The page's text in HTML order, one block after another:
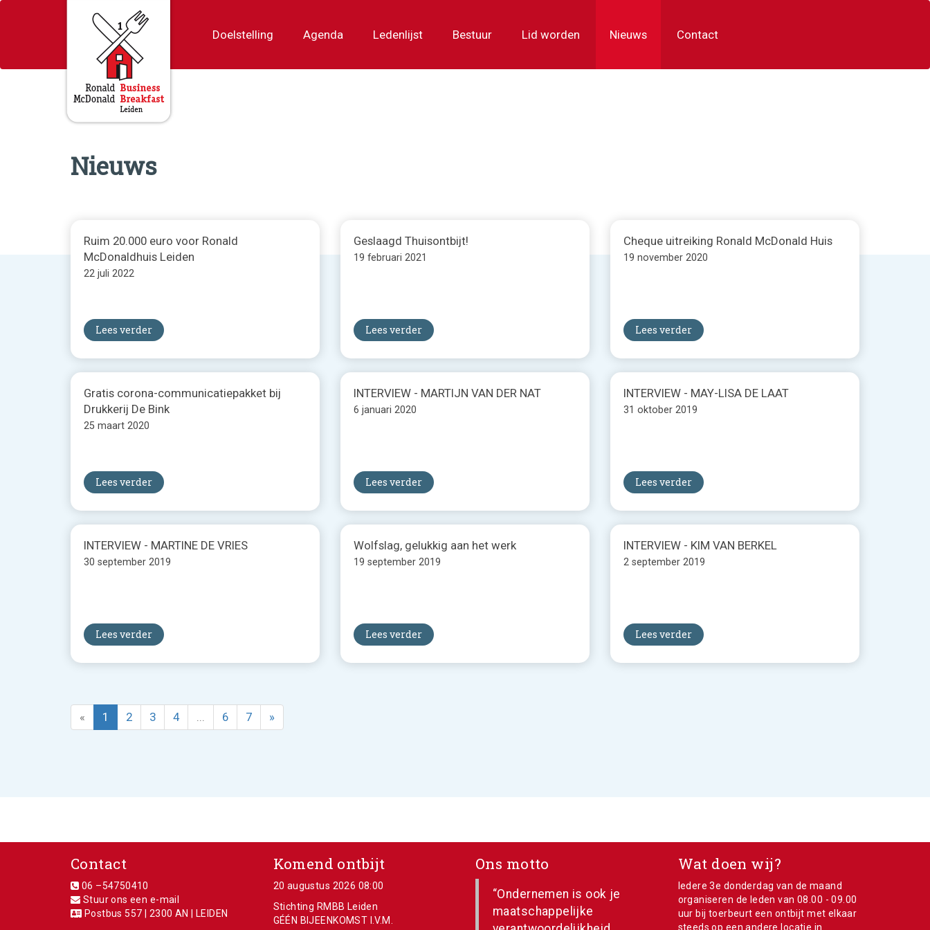
Doelstelling Agenda Ledenlijst Bestuur Lid worden Nieuws Contact
Nieuws
Ruim 20.000 euro voor Ronald
McDonaldhuis Leiden
22 juli 2022
Lees verder
Geslaagd Thuisontbijt!
19 februari 2021
Lees verder
Cheque uitreiking Ronald McDonald Huis
19 november 2020
Lees verder
Gratis corona-communicatiepakket bij
Drukkerij De Bink
25 maart 2020
Lees verder
INTERVIEW - MARTIJN VAN DER NAT
6 januari 2020
Lees verder
INTERVIEW - MAY-LISA DE LAAT
31 oktober 2019
Lees verder
INTERVIEW - MARTINE DE VRIES
30 september 2019
Lees verder
Wolfslag, gelukkig aan het werk
19 september 2019
Lees verder
INTERVIEW - KIM VAN BERKEL
2 september 2019
Lees verder
« 1 2 3 4 ... 6 7 »
Contact
06 –54750410
Stuur ons een e-mail
Postbus 557 | 2300 AN | LEIDEN
Komend ontbijt
20 augustus 2026 08:00
Stichting RMBB Leiden
GÉÉN BIJEENKOMST I.V.M.
Ons motto
“Ondernemen is ook je
maatschappelijke
Wat doen wij?
Iedere 3e donderdag van de maand
organiseren de leden van 08.00 - 09.00
uur bij toerbeurt een ontbijt met elkaar
steeds op een andere locatie in